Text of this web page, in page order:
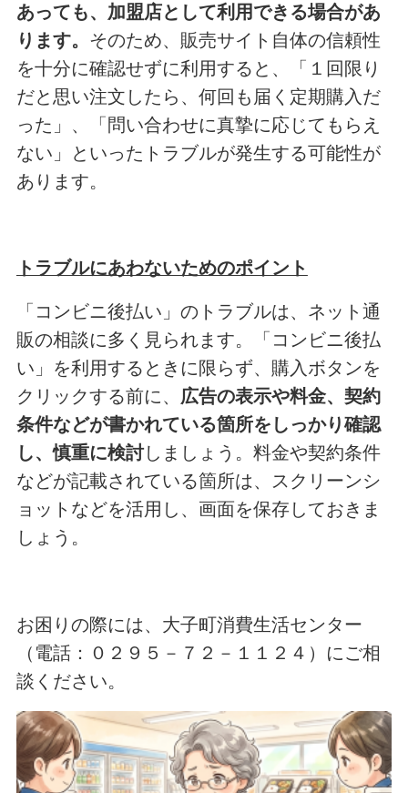
あっても、加盟店として利用できる場合があ
ります。 そのため、販売サイト自体の信頼性
を十分に確認せずに利用すると、「１回限り
だと思い注文したら、何回も届く定期購入だ
った」、「問い合わせに真摯に応じてもらえ
ない」といったトラブルが発生する可能性が
あります。
トラブルにあわないためのポイント
「コンビニ後払い」のトラブルは、ネット通
販の相談に多く見られます。「コンビニ後払
い」を利用するときに限らず、購入ボタンを
クリックする前に、 広告の表示や料金、契約
条件などが書かれている箇所をしっかり確認
し、慎重に検討しましょう。料金や契約条件
などが記載されている箇所は、スクリーンシ
ョットなどを活用し、画面を保存しておきま
しょう。
お困りの際には、大子町消費生活センター
（電話：０２９５－７２－１１２４）にご相
談ください。